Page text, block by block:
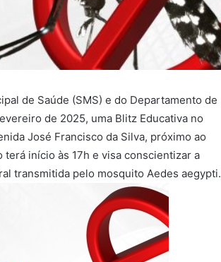
de Saúde (SMS) e do Departamento de
de 2025, uma Blitz Educativa no
José Francisco da Silva, próximo ao
início às 17h e visa conscientizar a
transmitida pelo mosquito Aedes aegypti.